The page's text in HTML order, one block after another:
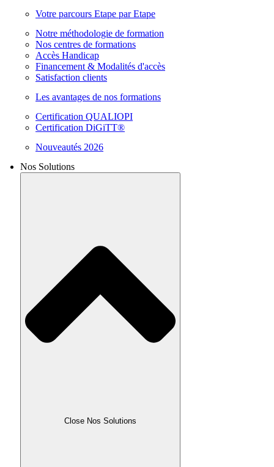
Votre parcours Etape par Etape
Notre méthodologie de formation
Nos centres de formations
Accès Handicap
Financement & Modalités d'accès
Satisfaction clients
Les avantages de nos formations
Certification QUALIOPI
Certification DiGiTT®
Nouveautés 2026
Nos Solutions
Close Nos Solutions